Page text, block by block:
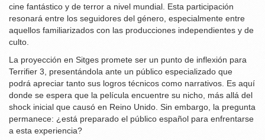
cine fantástico y de terror a nivel mundial. Esta participación
resonará entre los seguidores del género, especialmente entre
aquellos familiarizados con las producciones independientes y de
culto.
La proyección en Sitges promete ser un punto de inflexión para
Terrifier 3, presentándola ante un público especializado que
podrá apreciar tanto sus logros técnicos como narrativos. Es aquí
donde se espera que la película encuentre su nicho, más allá del
shock inicial que causó en Reino Unido. Sin embargo, la pregunta
permanece: ¿está preparado el público español para enfrentarse
a esta experiencia?